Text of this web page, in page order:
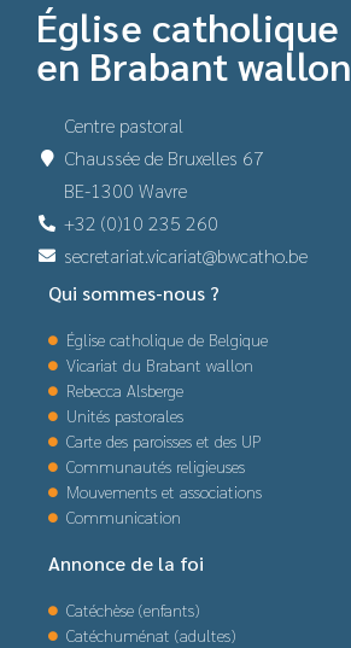
Église catholique
en Brabant wallon
Centre pastoral
Chaussée de Bruxelles 67
BE-1300 Wavre
+32 (0)10 235 260
secretariat.vicariat@bwcatho.be
Qui sommes-nous ?
Église catholique de Belgique
Vicariat du Brabant wallon
Rebecca Alsberge
Unités pastorales
Carte des paroisses et des UP
Communautés religieuses
Mouvements et associations
Communication
Annonce de la foi
Catéchèse (enfants)
Catéchuménat (adultes)